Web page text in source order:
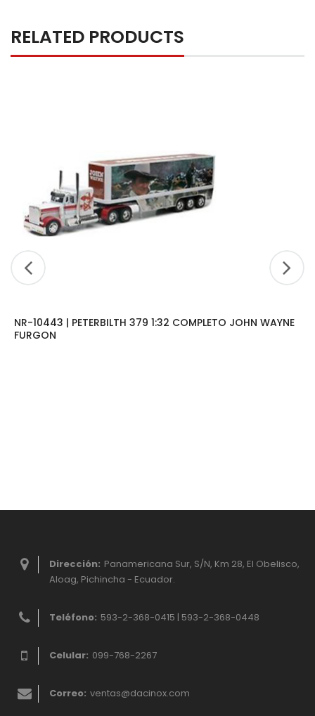
RELATED PRODUCTS
NR-10443 | PETERBILTH 379 1:32 COMPLETO JOHN WAYNE
FURGON
Dirección: Panamericana Sur, S/N, Km 28, El Obelisco,
Aloag, Pichincha - Ecuador.
Teléfono: 593-2-368-0415 | 593-2-368-0448
Celular: 099-768-2267
Correo: ventas@dacinox.com